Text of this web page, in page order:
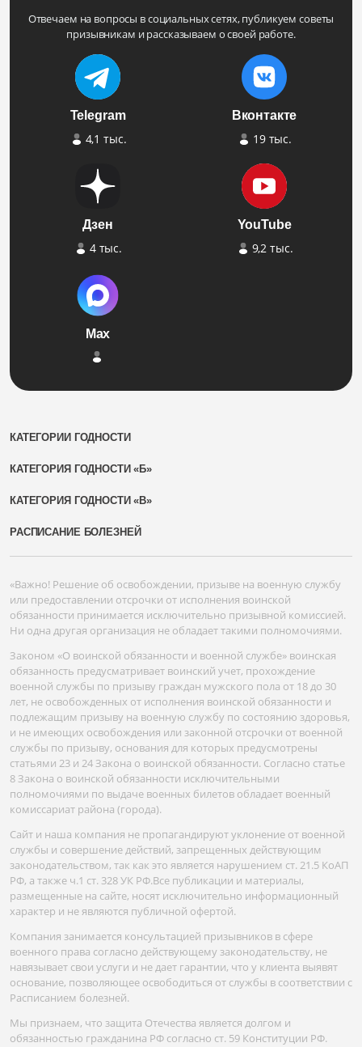
Отвечаем на вопросы в социальных сетях, публикуем советы
призывникам и рассказываем о своей работе.
Telegram
4,1 тыс.
Вконтакте
19 тыс.
Дзен
4 тыс.
YouTube
9,2 тыс.
Max
КАТЕГОРИИ ГОДНОСТИ
КАТЕГОРИЯ ГОДНОСТИ «Б»
КАТЕГОРИЯ ГОДНОСТИ «В»
РАСПИСАНИЕ БОЛЕЗНЕЙ
«Важно! Решение об освобождении, призыве на военную службу
или предоставлении отсрочки от исполнения воинской
обязанности принимается исключительно призывной комиссией.
Ни одна другая организация не обладает такими полномочиями.
Законом «О воинской обязанности и военной службе» воинская
обязанность предусматривает воинский учет, прохождение
военной службы по призыву граждан мужского пола от 18 до 30
лет, не освобожденных от исполнения воинской обязанности и
подлежащим призыву на военную службу по состоянию здоровья,
и не имеющих освобождения или законной отсрочки от военной
службы по призыву, основания для которых предусмотрены
статьями 23 и 24 Закона о воинской обязанности. Согласно статье
8 Закона о воинской обязанности исключительными
полномочиями по выдаче военных билетов обладает военный
комиссариат района (города).
Сайт и наша компания не пропагандируют уклонение от военной
службы и совершение действий, запрещенных действующим
законодательством, так как это является нарушением ст. 21.5 КоАП
РФ, а также ч.1 ст. 328 УК РФ.Все публикации и материалы,
размещенные на сайте, носят исключительно информационный
характер и не являются публичной офертой.
Компания занимается консультацией призывников в сфере
военного права согласно действующему законодательству, не
навязывает свои услуги и не дает гарантии, что у клиента выявят
основание, позволяющее освободиться от службы в соответствии с
Расписанием болезней.
Мы признаем, что защита Отечества является долгом и
обязанностью гражданина РФ согласно ст. 59 Конституции РФ.